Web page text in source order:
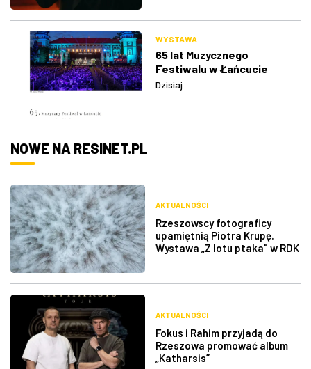
WYSTAWA
65 lat Muzycznego
Festiwalu w Łańcucie
Dzisiaj
NOWE NA RESINET.PL
AKTUALNOŚCI
Rzeszowscy fotograficy
upamiętnią Piotra Krupę.
Wystawa „Z lotu ptaka" w RDK
AKTUALNOŚCI
Fokus i Rahim przyjadą do
Rzeszowa promować album
„Katharsis”